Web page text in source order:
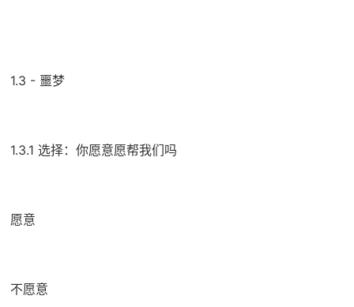
1.3 - 噩梦
1.3.1 选择：你愿意愿帮我们吗
愿意
不愿意